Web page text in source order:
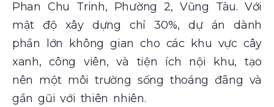
Phan Chu Trinh, Phường 2, Vũng Tàu. Với
mật độ xây dựng chỉ 30%, dự án dành
phần lớn không gian cho các khu vực cây
xanh, công viên, và tiện ích nội khu, tạo
nên một môi trường sống thoáng đãng và
gần gũi với thiên nhiên.